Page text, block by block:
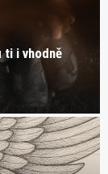
ti i vhodně